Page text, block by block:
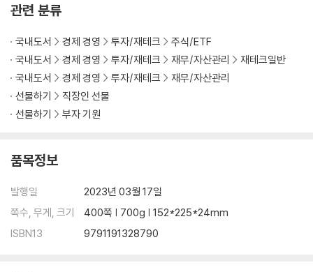
정 / 파워 플레이 / 탄탄한 펀더멘털 대 준비된 가격
[11장] 아는 종목만 매수하지 마라
기본 베이스 / 기본 베이스가 형성될 시간을 줘라 / 누구도 검토하지 않는
기본 베이스 / 모든 개구리가 왕자가 되는 것은 아니다 / 혁신 기업에서 파
산 기업으로
[12장] 리스크의 속성
챔피언의 공통점 / 지켜내야 내 돈이다 / 타당한 원칙은 명확성을 제공한
다 / 잭 사범님의 교훈 / 손실은 더 많은 고생을 불러온다 / 2번 상승, 1번
하락 / 확신 갖기: 손실 조정 연습 / 시장의 판결 받아들이기 / 자신이 틀렸
을 때를 아는 것 / 큰 오류를 피하라 / 비자발적 장기 투자자가 되지 마라 /
관련 분류
국내도서 경제 경영 투자/재테크
주식/ETF
국내도서
경제 경영 투자/재테크 재무/자산관리
재테크일반
국내도서
경제 경영 투자/재테크
재무/자산관리
선물하기
직장인 선물
선물하기
부자 기원
품목정보
발행일
2023년 03월 17일
쪽수, 무게, 크기
400쪽 | 700g | 152*225*24mm
ISBN13
9791191328790